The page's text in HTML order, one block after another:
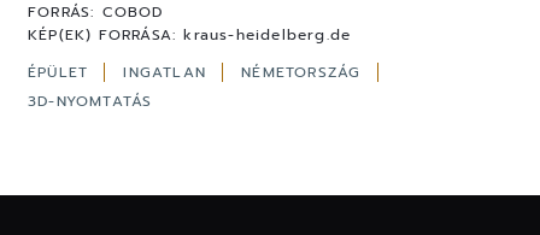
FORRÁS: COBOD
KÉP(EK) FORRÁSA: kraus-heidelberg.de
ÉPÜLET
INGATLAN
NÉMETORSZÁG
3D-NYOMTATÁS